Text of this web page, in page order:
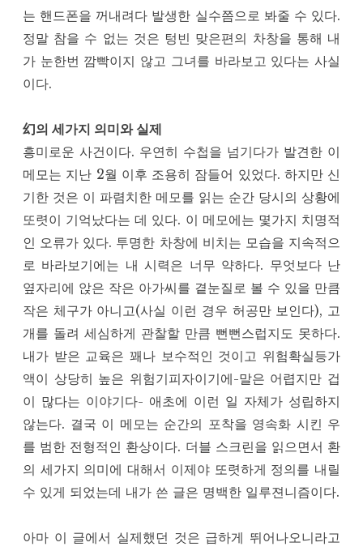
는 핸드폰을 꺼내려다 발생한 실수쯤으로 봐줄 수 있다.
정말 참을 수 없는 것은 텅빈 맞은편의 차창을 통해 내
가 눈한번 깜빡이지 않고 그녀를 바라보고 있다는 사실
이다.
幻의 세가지 의미와 실제
흥미로운 사건이다. 우연히 수첩을 넘기다가 발견한 이
메모는 지난 2월 이후 조용히 잠들어 있었다. 하지만 신
기한 것은 이 파렴치한 메모를 읽는 순간 당시의 상황에
또렷이 기억났다는 데 있다. 이 메모에는 몇가지 치명적
인 오류가 있다. 투명한 차창에 비치는 모습을 지속적으
로 바라보기에는 내 시력은 너무 약하다. 무엇보다 난
옆자리에 앉은 작은 아가씨를 곁눈질로 볼 수 있을 만큼
작은 체구가 아니고(사실 이런 경우 허공만 보인다), 고
개를 돌려 세심하게 관찰할 만큼 뻔뻔스럽지도 못하다.
내가 받은 교육은 꽤나 보수적인 것이고 위험확실등가
액이 상당히 높은 위험기피자이기에-말은 어렵지만 겁
이 많다는 이야기다- 애초에 이런 일 자체가 성립하지
않는다. 결국 이 메모는 순간의 포착을 영속화 시킨 우
를 범한 전형적인 환상이다. 더블 스크린을 읽으면서 환
의 세가지 의미에 대해서 이제야 또렷하게 정의를 내릴
수 있게 되었는데 내가 쓴 글은 명백한 일루젼니즘이다.
아마 이 글에서 실제했던 것은 급하게 뛰어나오니라고